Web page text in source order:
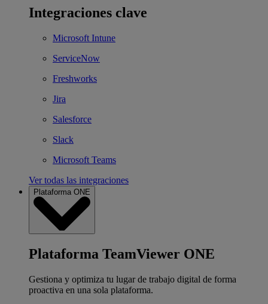
Integraciones clave
Microsoft Intune
ServiceNow
Freshworks
Jira
Salesforce
Slack
Microsoft Teams
Ver todas las integraciones
Plataforma ONE
Plataforma TeamViewer ONE
Gestiona y optimiza tu lugar de trabajo digital de forma
proactiva en una sola plataforma.